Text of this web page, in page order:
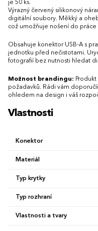
je 50 ks.
Výrazný červený silikonový
digitální soubory. Měkký a
což umožňuje nošení do
Obsahuje konektor USB-A s
jednotku před nečistotami.
fotografií bez nutnosti hledat
Možnost brandingu:
požadavků. Rádi vám
ohledem na design i váš
Vlastnosti
Konektor
Materiál
Typ krytky
Typ rozhraní
Vlastnosti a tvary